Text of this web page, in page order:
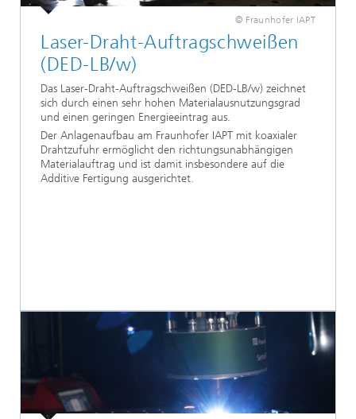
© Fraunhofer IAPT
Laser-Draht-Auftragschweißen
(DED-LB/w)
Das Laser-Draht-Auftragschweißen (DED-LB/w) zeichnet
sich durch einen sehr hohen Materialausnutzungsgrad
und einen geringen Energieeintrag aus.
Der Anlagenaufbau am Fraunhofer IAPT mit koaxialer
Drahtzufuhr ermöglicht den richtungsunabhängigen
Materialauftrag und ist damit insbesondere auf die
Additive Fertigung ausgerichtet.